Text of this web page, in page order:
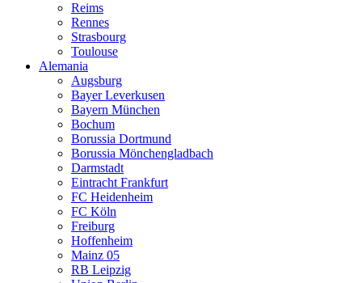
Reims
Rennes
Strasbourg
Toulouse
Alemania
Augsburg
Bayer Leverkusen
Bayern München
Bochum
Borussia Dortmund
Borussia Mönchengladbach
Darmstadt
Eintracht Frankfurt
FC Heidenheim
FC Köln
Freiburg
Hoffenheim
Mainz 05
RB Leipzig